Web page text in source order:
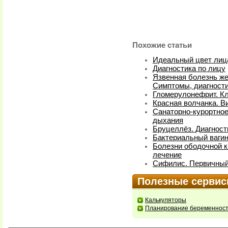
Похожие статьи
Идеальный цвет
Диагностика по лицу
Язвенная болезнь
Симптомы,
Гломерулонефрит.
Красная волчанка.
Санаторно-
дыхания
Бруцеллёз.
Бактериальный
Болезни ободочной
лечение
Сифилис. Первичный
Полезные
Калькуляторы
Планирование